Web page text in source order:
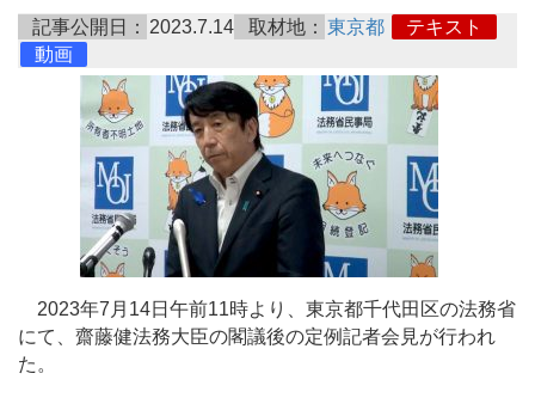
記事公開日： 2023.7.14 取材地： 東京都
テキスト
動画
2023年7月14日午前11時より、東京都千代田区の法務省
にて、齋藤健法務大臣の閣議後の定例記者会見が行われ
た。